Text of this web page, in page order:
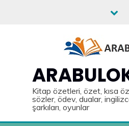
Kitap özetleri, özet, kısa
sözler, ödev, dualar,
şarkıları, oyunlar